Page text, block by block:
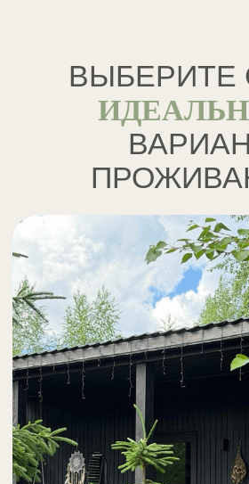
ДОМ ПРОЛОГ
35 м² + открытая терраса
дом, с которого начинаются новые истории -
теплые, душевные, настоящие
ФОТО И ЦЕНЫ